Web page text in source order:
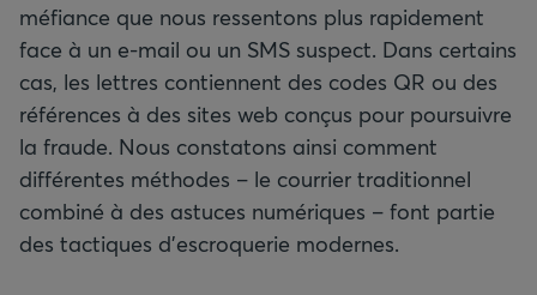
méfiance que nous ressentons plus rapidement
face à un e-mail ou un SMS suspect. Dans certains
cas, les lettres contiennent des codes QR ou des
références à des sites web conçus pour poursuivre
la fraude. Nous constatons ainsi comment
différentes méthodes – le courrier traditionnel
combiné à des astuces numériques – font partie
des tactiques d’escroquerie modernes.